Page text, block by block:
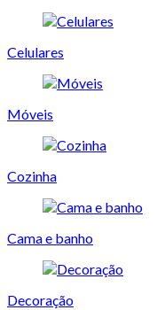
Celulares
Móveis
Cozinha
Cama e banho
Decoração